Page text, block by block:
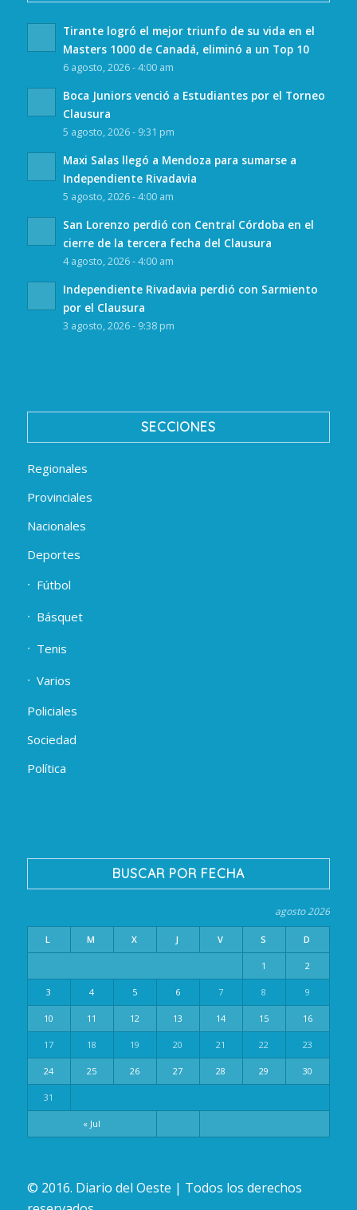
Tirante logró el mejor triunfo de su vida en el
Masters 1000 de Canadá, eliminó a un Top 10
6 agosto, 2026 - 4:00 am
Boca Juniors venció a Estudiantes por el Torneo
Clausura
5 agosto, 2026 - 9:31 pm
Maxi Salas llegó a Mendoza para sumarse a
Independiente Rivadavia
5 agosto, 2026 - 4:00 am
San Lorenzo perdió con Central Córdoba en el
cierre de la tercera fecha del Clausura
4 agosto, 2026 - 4:00 am
Independiente Rivadavia perdió con Sarmiento
por el Clausura
3 agosto, 2026 - 9:38 pm
SECCIONES
Regionales
Provinciales
Nacionales
Deportes
Fútbol
Básquet
Tenis
Varios
Policiales
Sociedad
Política
BUSCAR POR FECHA
agosto 2026
L M X J V S D
« Jul
1 2
3 4 5 6 7 8 9
10 11 12 13 14 15 16
17 18 19 20 21 22 23
24 25 26 27 28 29 30
31
© 2016. Diario del Oeste | Todos los derechos